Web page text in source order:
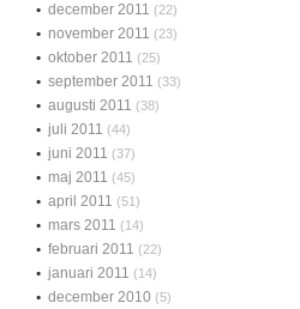
december 2011 (22)
november 2011 (23)
oktober 2011 (25)
september 2011 (33)
augusti 2011 (38)
juli 2011 (44)
juni 2011 (37)
maj 2011 (45)
april 2011 (51)
mars 2011 (14)
februari 2011 (22)
januari 2011 (14)
december 2010 (5)